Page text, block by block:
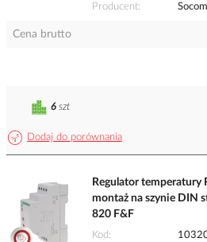
Producent
Cena brutto
Dodaj do porównania
6 szt
Regulator temperatury
montaż na szynie DIN
820 F&F
Kod